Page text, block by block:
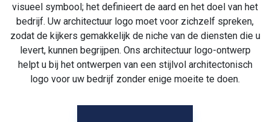
visueel symbool; het definieert de aard en het doel van het
bedrijf. Uw architectuur logo moet voor zichzelf spreken,
zodat de kijkers gemakkelijk de niche van de diensten die u
levert, kunnen begrijpen. Ons architectuur logo-ontwerp
helpt u bij het ontwerpen van een stijlvol architectonisch
logo voor uw bedrijf zonder enige moeite te doen.